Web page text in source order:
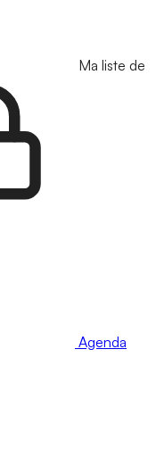
Ma liste de
Agenda